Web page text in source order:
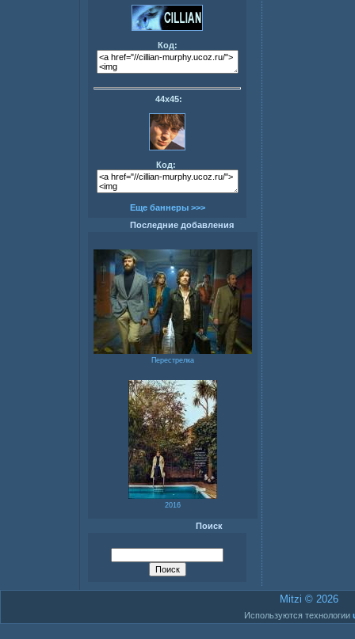
Код:
44х45:
Код:
Еще баннеры >>>
Последние добавления
Перестрелка
2016
Поиск
Mitzi © 2026
Используются технологии